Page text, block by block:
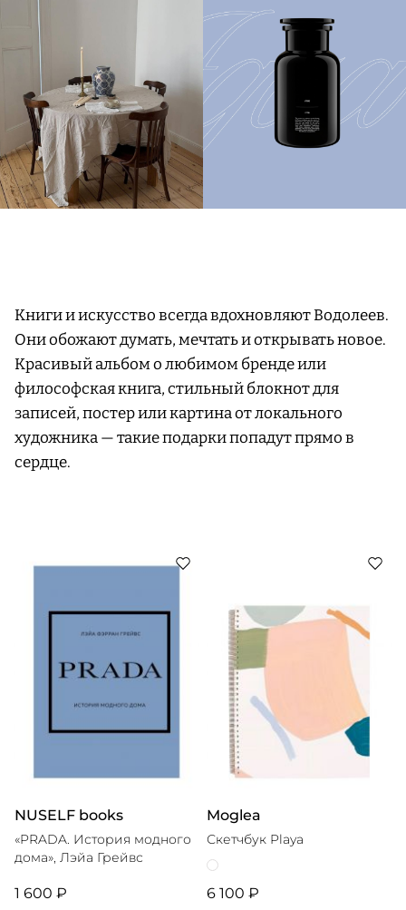
Книги и искусство всегда вдохновляют Водолеев.
Они обожают думать, мечтать и открывать новое.
Красивый альбом о любимом бренде или
философская книга, стильный блокнот для
записей, постер или картина от локального
художника — такие подарки попадут прямо в
сердце.
NUSELF books
«PRADA. История модного
дома», Лэйа Грейвс
1 600 ₽
Moglea
Скетчбук Playa
6 100 ₽